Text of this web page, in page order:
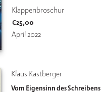
Klappenbroschur
€25,00
April 2022
Klaus Kastberger
Vom Eigensinn des Schreibens